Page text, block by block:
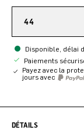
44
Disponible, délai
Paiements
Payez avec la
jours avec
DÉTAILS